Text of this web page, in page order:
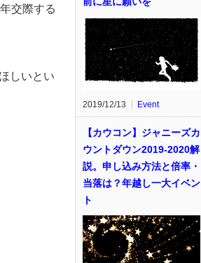
交際する
しいとい
2019/12/13 Event
【カウコン】ジャニーズカ
ウントダウン2019-2020解
説。申し込み方法と倍率・
当落は？年越し一大イベン
ト